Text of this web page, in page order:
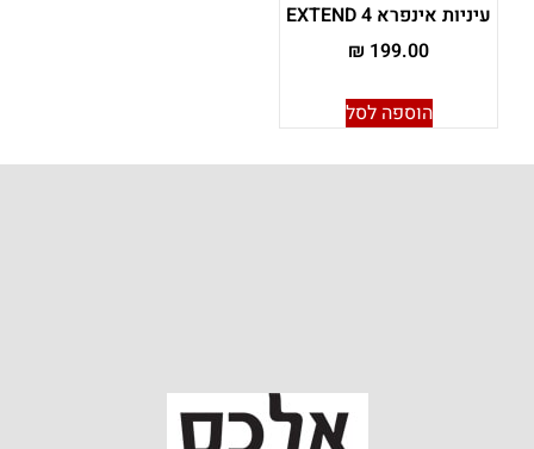
עיניות אינפרא EXTEND 4
₪ 199.00
הוספה לסל